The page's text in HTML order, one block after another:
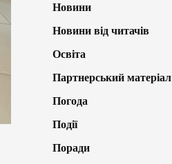
Новини
Новини від читачів
Освіта
Партнерський матеріал
Погода
Події
Поради